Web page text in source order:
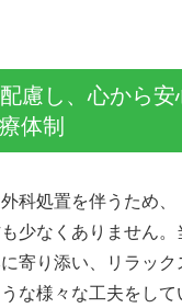
慮し、心から
体制
科処置を伴うため
少なくありません
寄り添い、リラッ
な様々な工夫をして